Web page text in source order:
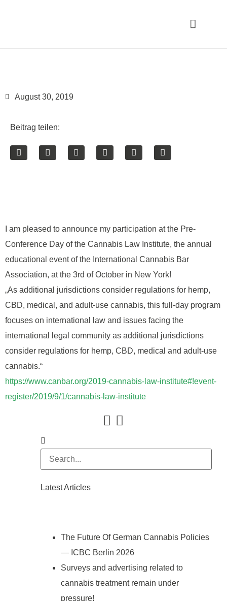
August 30, 2019
Beitrag teilen:
I am pleased to announce my participation at the Pre-
Conference Day of the Cannabis Law Institute, the annual
educational event of the International Cannabis Bar
Association, at the 3rd of October in New York!
„As additional jurisdictions consider regulations for hemp,
CBD, medical, and adult-use cannabis, this full-day program
focuses on international law and issues facing the
international legal community as additional jurisdictions
consider regulations for hemp, CBD, medical and adult-use
cannabis.“
https://www.canbar.org/2019-cannabis-law-institute#!event-
register/2019/9/1/cannabis-law-institute
Latest Articles
The Future Of German Cannabis Policies
— ICBC Berlin 2026
Surveys and advertising related to
cannabis treatment remain under
pressure!